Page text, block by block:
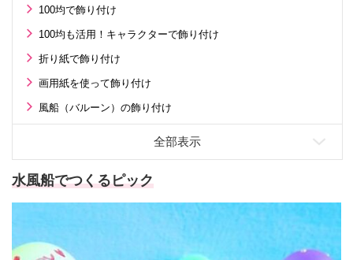
100均で飾り付け
100均も活用！キャラクターで飾り付け
折り紙で飾り付け
画用紙を使って飾り付け
風船（バルーン）の飾り付け
水風船でつくるピック